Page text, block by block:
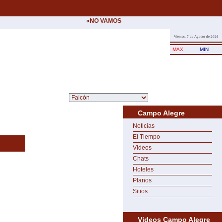
«NO VAMOS A CEDER NUNCA AL CHANTAJE
Viernes, 7 de Agosto de 2026
MAX MIN
Campo Alegre
Noticias
El Tiempo
Videos
Chats
Hoteles
Planos
Sitios
Videos Campo Alegre